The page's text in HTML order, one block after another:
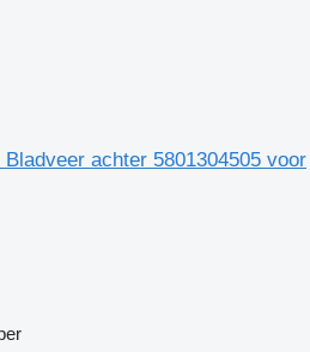
achter 5801304505 voor